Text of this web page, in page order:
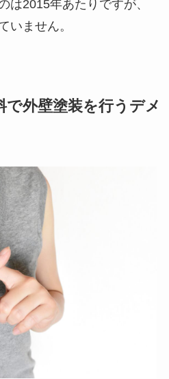
は2015年あたりですが、
いません。
で外壁塗装を行うデメ